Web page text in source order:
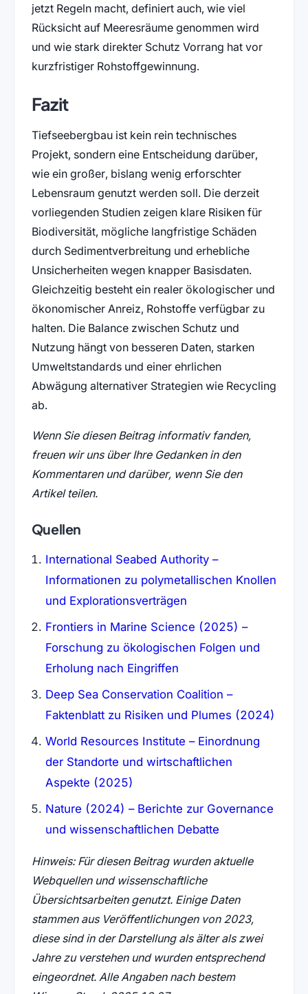
jetzt Regeln macht, definiert auch, wie viel
Rücksicht auf Meeresräume genommen wird
und wie stark direkter Schutz Vorrang hat vor
kurzfristiger Rohstoffgewinnung.
Fazit
Tiefseebergbau ist kein rein technisches
Projekt, sondern eine Entscheidung darüber,
wie ein großer, bislang wenig erforschter
Lebensraum genutzt werden soll. Die derzeit
vorliegenden Studien zeigen klare Risiken für
Biodiversität, mögliche langfristige Schäden
durch Sedimentverbreitung und erhebliche
Unsicherheiten wegen knapper Basisdaten.
Gleichzeitig besteht ein realer ökologischer und
ökonomischer Anreiz, Rohstoffe verfügbar zu
halten. Die Balance zwischen Schutz und
Nutzung hängt von besseren Daten, starken
Umweltstandards und einer ehrlichen
Abwägung alternativer Strategien wie Recycling
ab.
Wenn Sie diesen Beitrag informativ fanden,
freuen wir uns über Ihre Gedanken in den
Kommentaren und darüber, wenn Sie den
Artikel teilen.
Quellen
International Seabed Authority –
Informationen zu polymetallischen Knollen
und Explorationsverträgen
Frontiers in Marine Science (2025) –
Forschung zu ökologischen Folgen und
Erholung nach Eingriffen
Deep Sea Conservation Coalition –
Faktenblatt zu Risiken und Plumes (2024)
World Resources Institute – Einordnung
der Standorte und wirtschaftlichen
Aspekte (2025)
Nature (2024) – Berichte zur Governance
und wissenschaftlichen Debatte
Hinweis: Für diesen Beitrag wurden aktuelle
Webquellen und wissenschaftliche
Übersichtsarbeiten genutzt. Einige Daten
stammen aus Veröffentlichungen von 2023,
diese sind in der Darstellung als älter als zwei
Jahre zu verstehen und wurden entsprechend
eingeordnet. Alle Angaben nach bestem